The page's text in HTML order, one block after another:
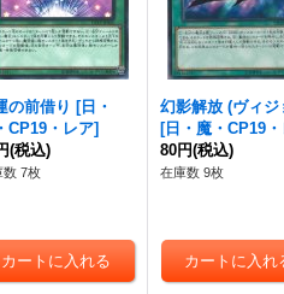
の前借り [日・
CP19・レア]
(税込)
数 7枚
幻影解放 (ヴィジ
[日・魔・CP19
80円(税込)
在庫数 9枚